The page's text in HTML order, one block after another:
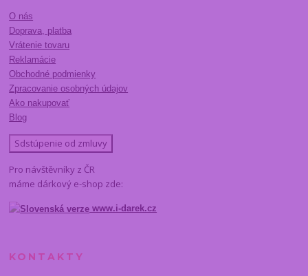
O nás
Doprava, platba
Vrátenie tovaru
Reklamácie
Obchodné podmienky
Zpracovanie osobných údajov
Ako nakupovať
Blog
Sdstúpenie od zmluvy
Pro návštěvníky z ČR
máme dárkový e-shop zde:
www.i-darek.cz
KONTAKTY